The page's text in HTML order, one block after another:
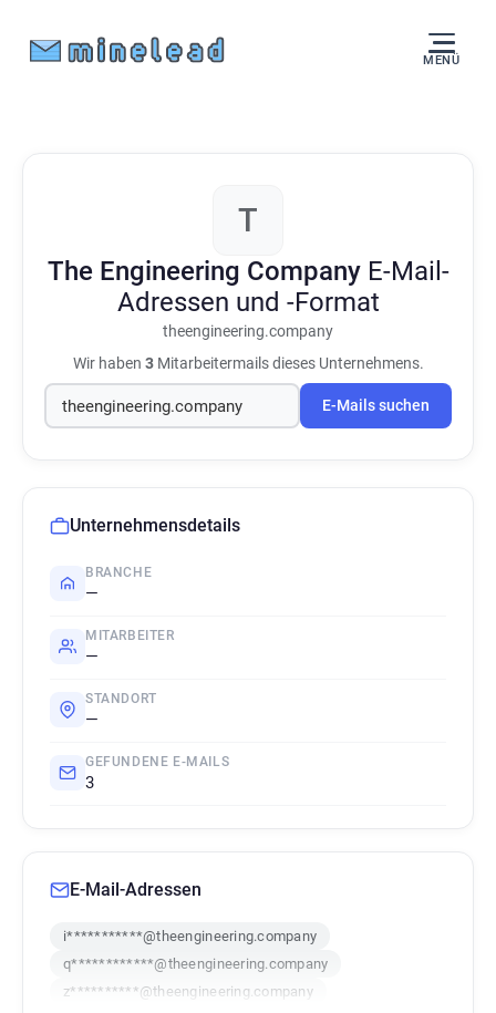
MENÜ
T
The Engineering Company E-Mail-
Adressen und -Format
theengineering.company
Wir haben 3Mitarbeitermails dieses Unternehmens.
E-Mails suchen
Unternehmensdetails
BRANCHE
—
MITARBEITER
—
STANDORT
—
GEFUNDENE E-MAILS
3
E-Mail-Adressen
i***********@theengineering.company
q************@theengineering.company
z**********@theengineering.company